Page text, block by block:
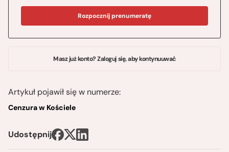
Rozpocznij prenumeratę
Masz już konto? Zaloguj się, aby kontynuuwać
Artykuł pojawił się w numerze:
Cenzura w Kościele
Udostępnij